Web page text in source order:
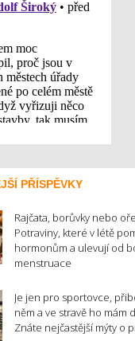
PŘÍSPĚVKY
Rajčata, borůvky nebo
Potraviny, které v létě
hormonům a ulevují od
menstruace
Je jen pro sportovce,
něm a ve stravě ho mám
Znáte nejčastější mýty o